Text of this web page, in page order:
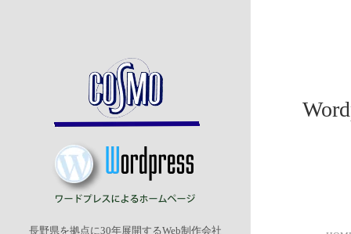
長野県を拠点に30年展開するWeb制作会社